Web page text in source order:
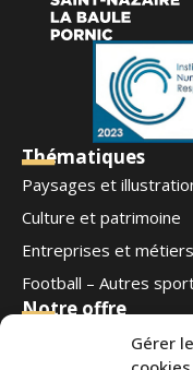
Gérer
Thématiques
Paysages et
Culture et patrimoine
Entreprises et
Football – Autres
Notre offre
Qui sommes-nous